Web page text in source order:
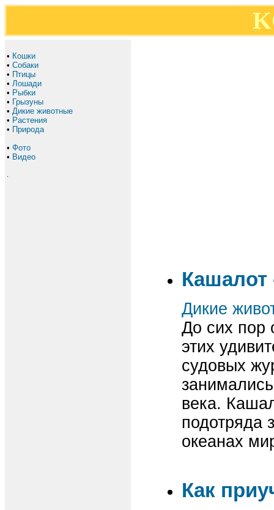
• Кошки
• Собаки
• Птицы
• Лошади
• Рыбки
• Грызуны
• Дикие животные
• Растения
• Природа
• Фото
• Видео
Кашалот
Дикие
До сих пор
этих
судовых
века.
подотряда
океанах
Как